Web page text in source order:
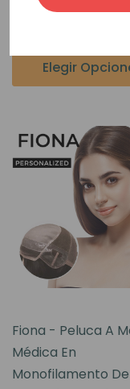
Elegir
Fiona - Peluca A
Médica En
Monofilamento